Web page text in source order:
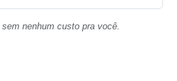
nenhum custo pra você.